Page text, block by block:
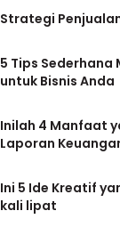
Strategi
5 Tips
untuk Bisnis Anda
Inilah 4 Manfaat
Laporan
Ini 5 Ide Kreatif
kali lipat